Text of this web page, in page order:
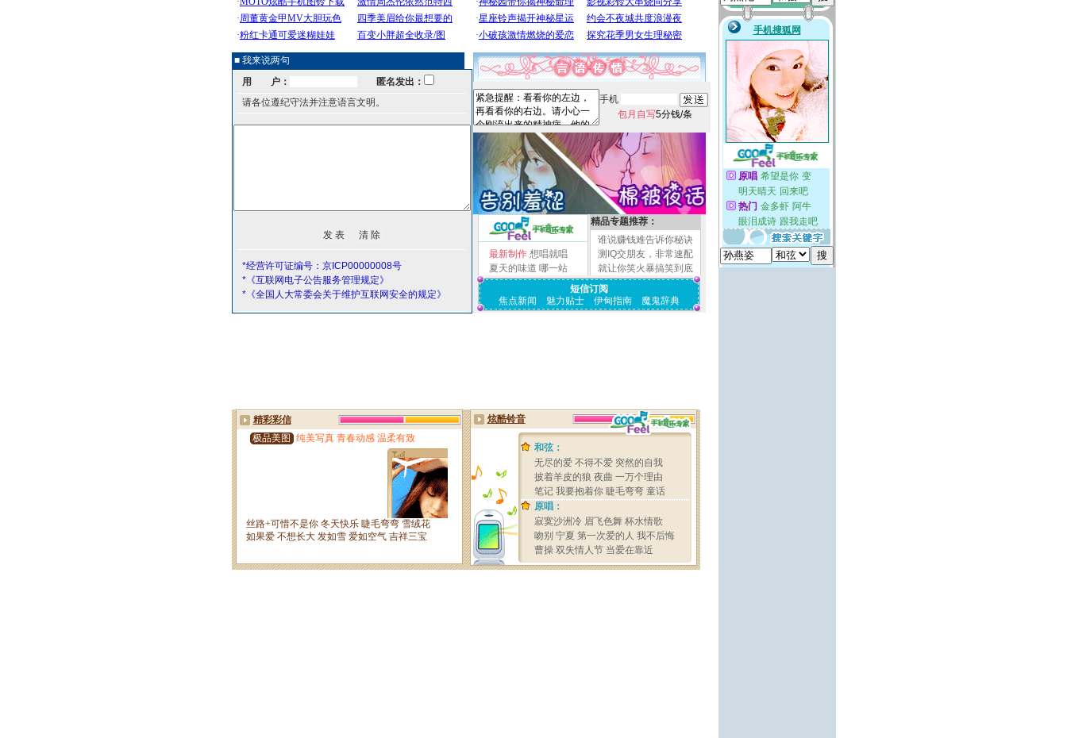
■ 我来说两句
用 户：
匿名发出：
请各位遵纪守法并注意语言文明。
*经营许可证编号：京ICP00000008号
*《互联网电子公告服务管理规定》
*《全国人大常委会关于维护互联网安全的规定》
手机
包月自写5分钱/条
最新制作 想唱就唱
夏天的味道 哪一站
精品专题推荐：
谁说赚钱难告诉你秘诀
测IQ交朋友，非常速配
就让你笑火暴搞笑到底
短信订阅
焦点新闻
魅力贴士 伊甸指南 魔鬼辞典